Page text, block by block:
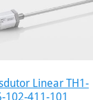
Linear TH1-
102-411-101